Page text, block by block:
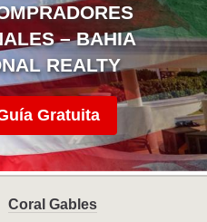
– BAHIA
REALTY
Gratuita
Coral Gables